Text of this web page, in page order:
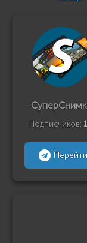
Подписчиков:
Перейти